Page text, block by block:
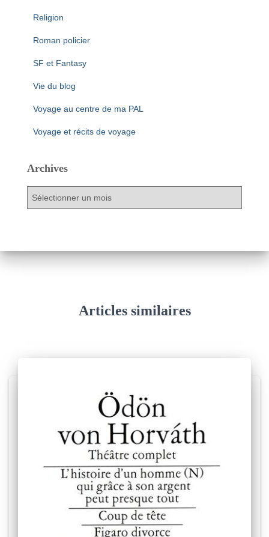
Religion
Roman policier
SF et Fantasy
Vie du blog
Voyage au centre de ma PAL
Voyage et récits de voyage
Archives
v
Articles similaires